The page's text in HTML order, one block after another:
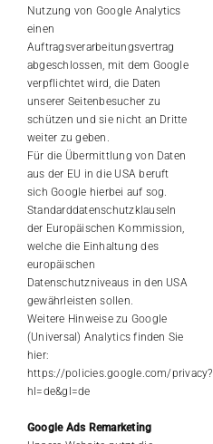
Nutzung von Google Analytics
einen
Auftragsverarbeitungsvertrag
abgeschlossen, mit dem Google
verpflichtet wird, die Daten
unserer Seitenbesucher zu
schützen und sie nicht an Dritte
weiter zu geben.
Für die Übermittlung von Daten
aus der EU in die USA beruft
sich Google hierbei auf sog.
Standarddatenschutzklauseln
der Europäischen Kommission,
welche die Einhaltung des
europäischen
Datenschutzniveaus in den USA
gewährleisten sollen.
Weitere Hinweise zu Google
(Universal) Analytics finden Sie
hier:
https://policies.google.com/privacy?
hl=de&gl=de
Google Ads Remarketing